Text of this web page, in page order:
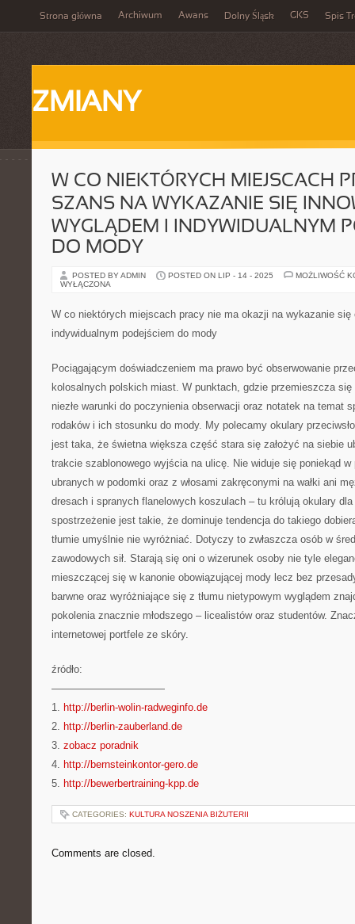
Strona główna Archiwum Awans Dolny Śląsk GKS Spis
ZMIANY
W CO NIEKTÓRYCH MIEJSCACH
SZANS NA WYKAZANIE SIĘ
WYGLĄDEM I INDYWIDUALNYM
DO MODY
POSTED BY ADMIN POSTED ON LIP - 14 - 2025
MOŻLIWOŚĆ
WYŁĄCZONA
W co niektórych miejscach pracy nie ma okazji na wykazanie się
indywidualnym podejściem do mody
Pociągającym doświadczeniem ma prawo być obserwowanie
kolosalnych polskich miast. W punktach, gdzie przemieszcza
niezłe warunki do poczynienia obserwacji oraz notatek na temat
rodaków i ich stosunku do mody. My polecamy okulary
jest taka, że świetna większa część stara się założyć na siebie
trakcie szablonowego wyjścia na ulicę. Nie widuje się poniekąd
ubranych w podomki oraz z włosami zakręconymi na wałki ani
dresach i spranych flanelowych koszulach – tu królują okulary dla
spostrzeżenie jest takie, że dominuje tendencja do takiego
tłumie umyślnie nie wyróżniać. Dotyczy to zwłaszcza osób w
zawodowych sił. Starają się oni o wizerunek osoby nie tyle
mieszczącej się w kanonie obowiązującej mody lecz bez
barwne oraz wyróżniające się z tłumu nietypowym wyglądem
pokolenia znacznie młodszego – licealistów oraz studentów.
internetowej portfele ze skóry.
źródło:
———————————
1. http://berlin-wolin-radweginfo.de
2. http://berlin-zauberland.de
3. zobacz poradnik
4. http://bernsteinkontor-gero.de
5. http://bewerbertraining-kpp.de
CATEGORIES: KULTURA NOSZENIA BIŻUTERII
Comments are closed.